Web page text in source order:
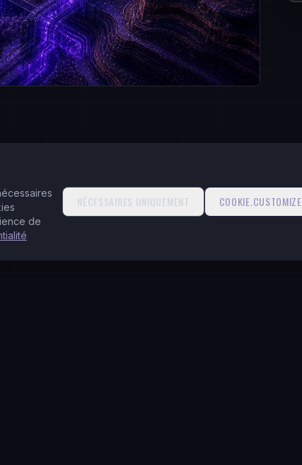
de
NÉCESSAIRES UNIQUEMENT COOKIE.CUSTOMIZE